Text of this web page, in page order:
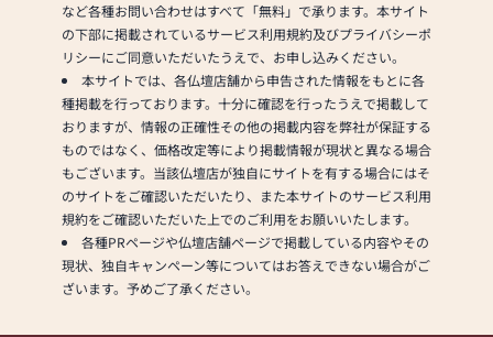
など各種お問い合わせはすべて「無料」で承ります。本サイト
の下部に掲載されているサービス利用規約及びプライバシーポ
リシーにご同意いただいたうえで、お申し込みください。
本サイトでは、各仏壇店舗から申告された情報をもとに各
種掲載を行っております。十分に確認を行ったうえで掲載して
おりますが、情報の正確性その他の掲載内容を弊社が保証する
ものではなく、価格改定等により掲載情報が現状と異なる場合
もございます。当該仏壇店が独自にサイトを有する場合にはそ
のサイトをご確認いただいたり、また本サイトのサービス利用
規約をご確認いただいた上でのご利用をお願いいたします。
各種PRページや仏壇店舗ページで掲載している内容やその
現状、独自キャンペーン等についてはお答えできない場合がご
ざいます。予めご了承ください。